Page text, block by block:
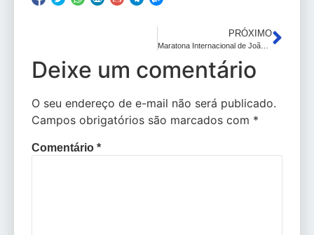
PRÓXIMO
Maratona Internacional de João Pessoa tem africanos e o atual campeão dos 42km confirmados na prova
Deixe um comentário
O seu endereço de e-mail não será publicado.
Campos obrigatórios são marcados com *
Comentário *